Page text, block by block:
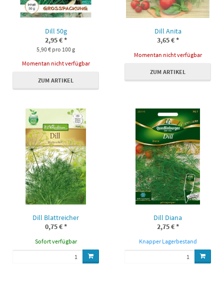
Dill 50g
2,95 €*
5,90 € pro 100 g
Momentan nicht verfügbar
ZUM ARTIKEL
Dill Anita
3,65 €*
Momentan nicht verfügbar
ZUM ARTIKEL
Dill Blattreicher
0,75 €*
Sofort verfügbar
Dill Diana
2,75 €*
Knapper Lagerbestand